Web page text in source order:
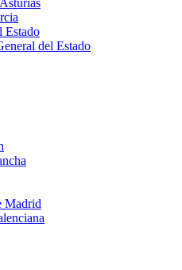
Estado
del Estado
Madrid